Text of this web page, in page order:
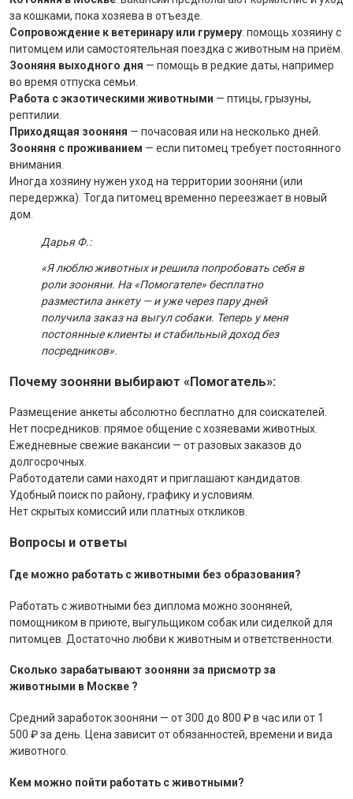
за кошками, пока хозяева в отъезде.
Сопровождение к ветеринару или грумеру: помощь хозяину с
питомцем или самостоятельная поездка с животным на приём.
Зооняня выходного дня — помощь в редкие даты, например
во время отпуска семьи.
Работа с экзотическими животными — птицы, грызуны,
рептилии.
Приходящая зооняня — почасовая или на несколько дней.
Зооняня с проживанием — если питомец требует постоянного
внимания.
Иногда хозяину нужен уход на территории зооняни (или
передержка). Тогда питомец временно переезжает в новый
дом.
Дарья Ф.:
«Я люблю животных и решила попробовать себя в
роли зооняни. На «Помогателе» бесплатно
разместила анкету — и уже через пару дней
получила заказ на выгул собаки. Теперь у меня
постоянные клиенты и стабильный доход без
посредников».
Почему зооняни выбирают «Помогатель»:
Размещение анкеты абсолютно бесплатно для соискателей.
Нет посредников: прямое общение с хозяевами животных.
Ежедневные свежие вакансии — от разовых заказов до
долгосрочных.
Работодатели сами находят и приглашают кандидатов.
Удобный поиск по району, графику и условиям.
Нет скрытых комиссий или платных откликов.
Вопросы и ответы
Где можно работать с животными без образования?
Работать с животными без диплома можно зооняней,
помощником в приюте, выгульщиком собак или сиделкой для
питомцев. Достаточно любви к животным и ответственности.
Сколько зарабатывают зооняни за присмотр за
животными в Москве ?
Средний заработок зооняни — от 300 до 800 ₽ в час или от 1
500 ₽ за день. Цена зависит от обязанностей, времени и вида
животного.
Кем можно пойти работать с животными?